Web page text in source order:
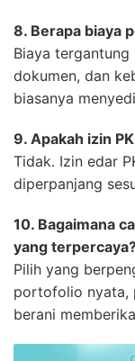
8. Berapa biaya
Biaya
dokumen, dan
biasanya
9. Apakah izin
Tidak. Izin edar
diperpanjang
10. Bagaimana
yang
Pilih yang
portofolio nyata,
berani